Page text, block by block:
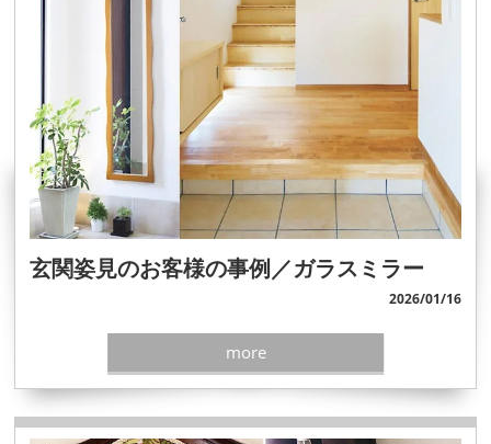
玄関姿見のお客様の事例／ガラスミラー
2026/01/16
more